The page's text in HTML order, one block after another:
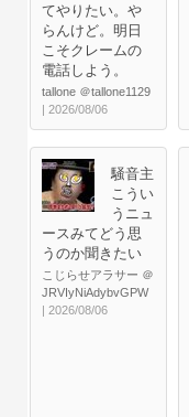
てやりたい。や
らんけど。明日
こそクレームの
電話しよう。
tallone ＠tallone1129
| 2026/08/06
騒音主
こうい
うニュ
ースみてどう思
うのか聞きたい
こじらせアラサー ＠
JRVIyNiAdybvGPW
| 2026/08/06